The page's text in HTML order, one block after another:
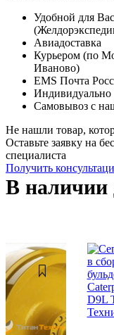
Удобной для
Авиадоставка
Курьером (по
Иваново)
EMS Почта
Индивидуально
Самовывоз с
Не нашли товар,
Оставьте заявку на
специалиста
Получить
В наличии